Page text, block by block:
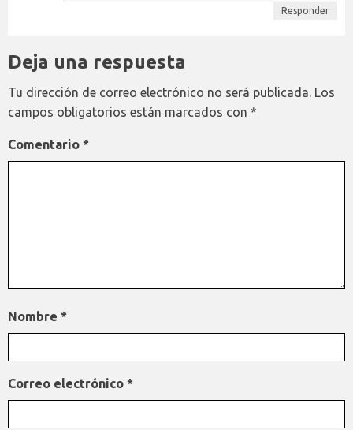
Responder
Deja una respuesta
Tu dirección de correo electrónico no será publicada. Los
campos obligatorios están marcados con *
Comentario *
Nombre *
Correo electrónico *